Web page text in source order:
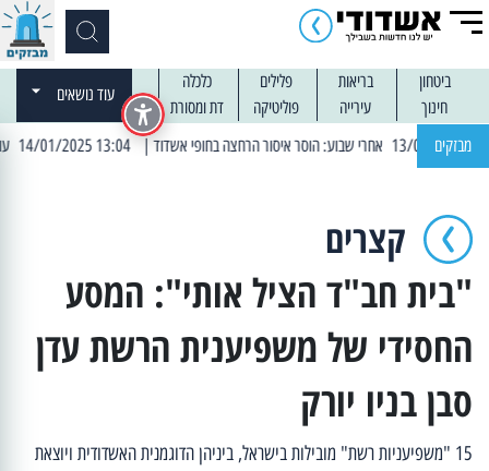
ביטחון בריאות פלילים
כלכלה
חינוך
עירייה פוליטיקה דת ומסורת
עוד נושאים
מבזקים | 13:04 14/01/2025 עובדים בלילות: עבודות קרצוף וריבוד אספלט
קצרים
"בית חב"ד הציל אותי": המסע
החסידי של משפיענית הרשת עדן
סבן בניו יורק
15 "משפיעניות רשת" מובילות בישראל, ביניהן הדוגמנית האשדודית ויוצאת